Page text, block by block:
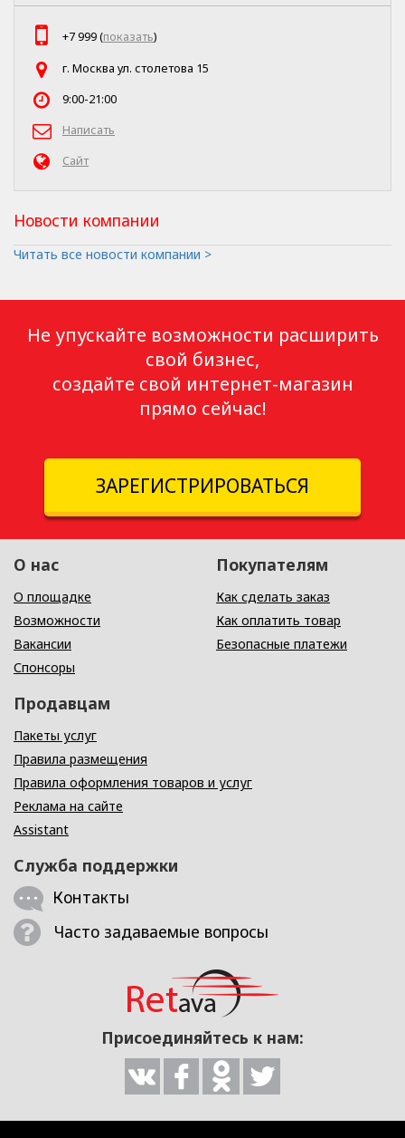
+7 999 (показать)
г. Москва ул. столетова 15
9:00-21:00
Написать
Сайт
Новости компании
Читать все новости компании >
Не упускайте возможности расширить
свой бизнес,
создайте свой интернет-магазин
прямо сейчас!
ЗАРЕГИСТРИРОВАТЬСЯ
О нас
О площадке
Возможности
Вакансии
Спонсоры
Покупателям
Как сделать заказ
Как оплатить товар
Безопасные платежи
Продавцам
Пакеты услуг
Правила размещения
Правила оформления товаров и услуг
Реклама на сайте
Assistant
Служба поддержки
Контакты
Часто задаваемые вопросы
Присоединяйтесь к нам: